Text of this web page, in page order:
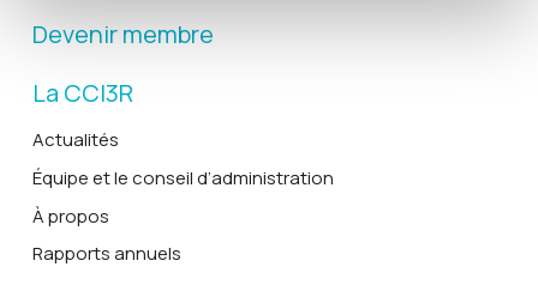
Devenir membre
La CCI3R
Actualités
Équipe et le conseil d’administration
À propos
Rapports annuels